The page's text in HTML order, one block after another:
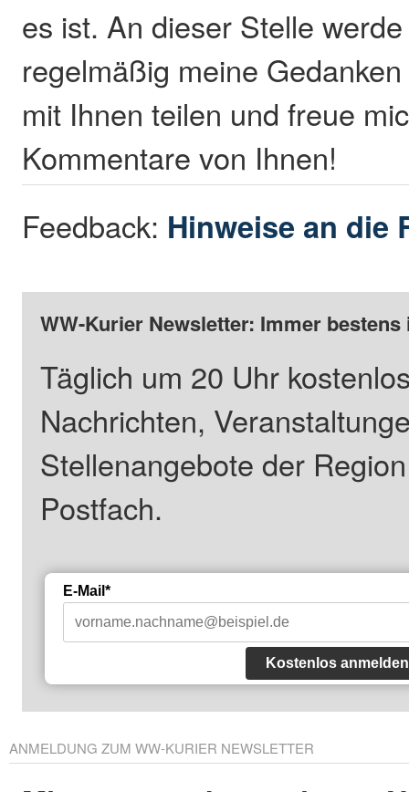
es ist. An dieser Stelle
regelmäßig meine
mit Ihnen teilen und freue
Kommentare von Ihnen!
Feedback: Hinweise an die
WW-Kurier Newsletter: Immer
Täglich um 20 Uhr
Nachrichten,
Stellenangebote der
Postfach.
E-Mail*
Kostenlos anmelden
ANMELDUNG ZUM WW-KURIER NEWSLETTER